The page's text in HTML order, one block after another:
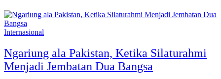
Internasional
Ngariung ala Pakistan, Ketika Silaturahmi
Menjadi Jembatan Dua Bangsa